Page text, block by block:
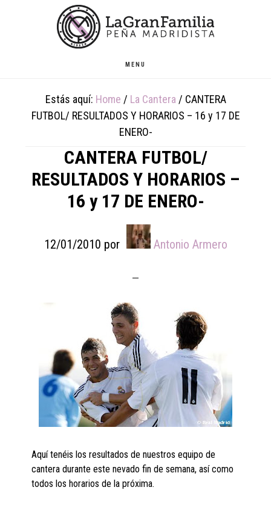
MENU
Estás aquí: Home / La Cantera / CANTERA
FUTBOL/ RESULTADOS Y HORARIOS – 16 y 17 DE
ENERO-
CANTERA FUTBOL/
RESULTADOS Y HORARIOS –
16 y 17 DE ENERO-
12/01/2010 por Antonio Armero
Aquí tenéis los resultados de nuestros equipo de
cantera durante este nevado fin de semana, así como
todos los horarios de la próxima.